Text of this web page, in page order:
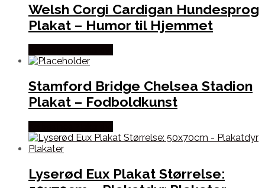
Welsh Corgi Cardigan Hundesprog
Plakat – Humor til Hjemmet
Stamford Bridge Chelsea Stadion
Plakat – Fodboldkunst
Lyserød Eux Plakat Størrelse: